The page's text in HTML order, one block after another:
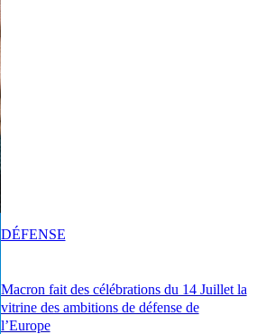
Macron fait des célébrations du 14 Juillet la
vitrine des ambitions de défense de
l’Europe
DÉFENSE